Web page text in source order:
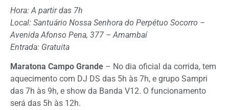
Hora: A partir das 7h
Local: Santuário Nossa Senhora do Perpétuo Socorro –
Avenida Afonso Pena, 377 – Amambaí
Entrada: Gratuita
Maratona Campo Grande – No dia oficial da corrida, tem
aquecimento com DJ DS das 5h às 7h, e grupo Sampri
das 7h às 9h, e show da Banda V12. O funcionamento
será das 5h às 12h.